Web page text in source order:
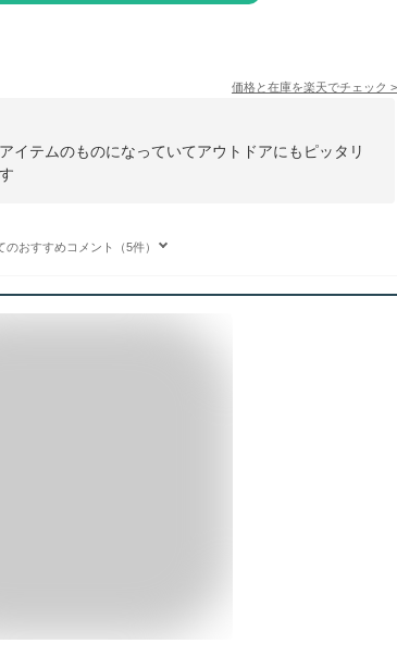
価格と在庫を楽天でチェック
イテムのものになっていてアウトドアにもピッタリ
のおすすめコメント（5件）